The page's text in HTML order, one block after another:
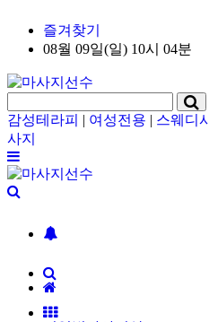
즐겨찾기
08월 09일(일) 10시 04분
감성테라피 | 여성전용 | 스웨디시
사지